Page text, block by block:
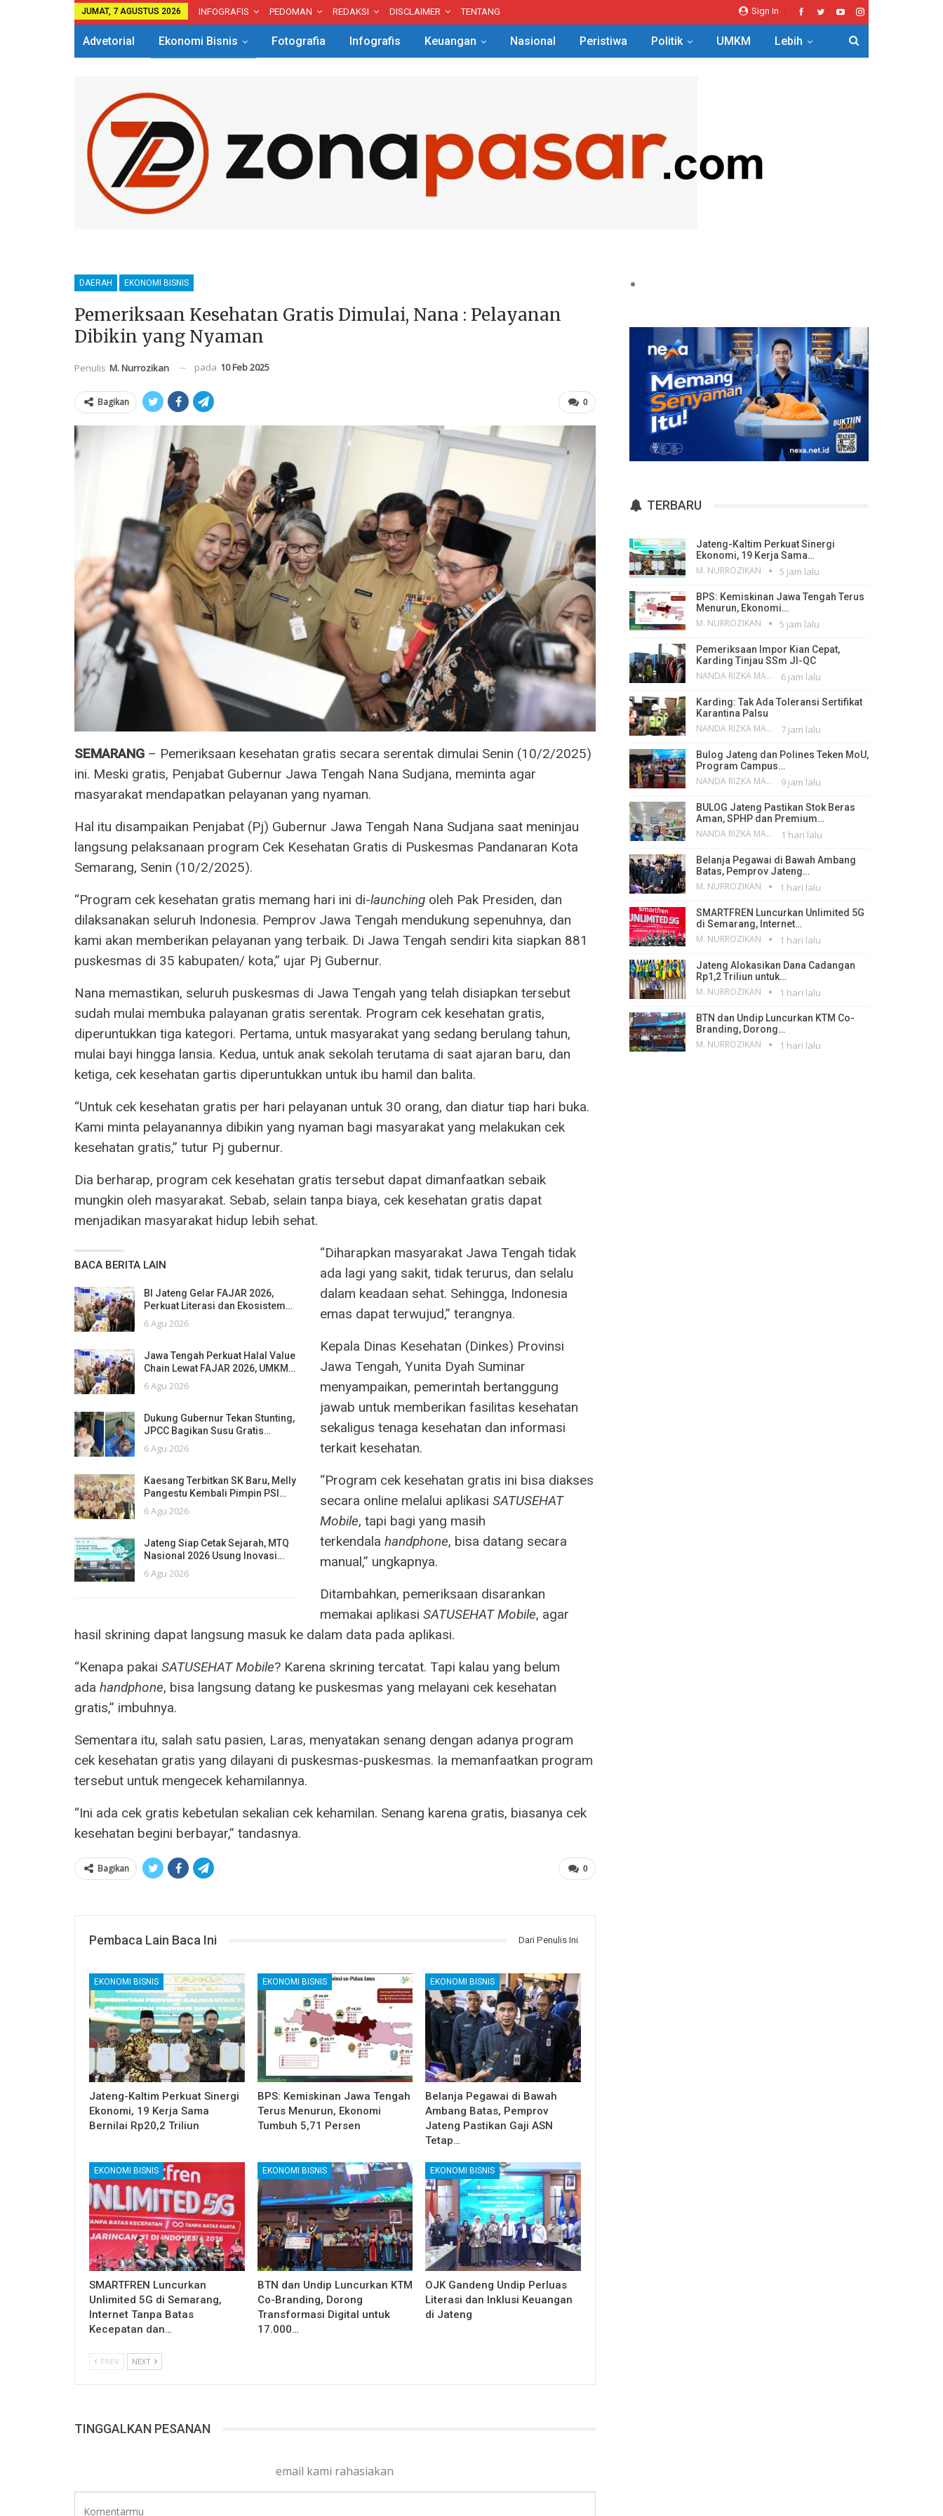
Sign In
JUMAT, 7 AGUSTUS 2026 INFOGRAFIS PEDOMAN REDAKSI DISCLAIMER TENTANG
Advetorial Ekonomi Bisnis Fotografia Infografis Keuangan Nasional Peristiwa Politik UMKM Lebih
DAERAH EKONOMI BISNIS
Pemeriksaan Kesehatan Gratis Dimulai, Nana : Pelayanan
Dibikin yang Nyaman
Penulis M. Nurrozikan pada 10 Feb 2025
0
Bagikan
SEMARANG – Pemeriksaan kesehatan gratis secara serentak dimulai Senin (10/2/2025)
ini. Meski gratis, Penjabat Gubernur Jawa Tengah Nana Sudjana, meminta agar
masyarakat mendapatkan pelayanan yang nyaman.
Hal itu disampaikan Penjabat (Pj) Gubernur Jawa Tengah Nana Sudjana saat meninjau
langsung pelaksanaan program Cek Kesehatan Gratis di Puskesmas Pandanaran Kota
Semarang, Senin (10/2/2025).
“Program cek kesehatan gratis memang hari ini di-launching oleh Pak Presiden, dan
dilaksanakan seluruh Indonesia. Pemprov Jawa Tengah mendukung sepenuhnya, dan
kami akan memberikan pelayanan yang terbaik. Di Jawa Tengah sendiri kita siapkan 881
puskesmas di 35 kabupaten/ kota,” ujar Pj Gubernur.
Nana memastikan, seluruh puskesmas di Jawa Tengah yang telah disiapkan tersebut
sudah mulai membuka palayanan gratis serentak. Program cek kesehatan gratis,
diperuntukkan tiga kategori. Pertama, untuk masyarakat yang sedang berulang tahun,
mulai bayi hingga lansia. Kedua, untuk anak sekolah terutama di saat ajaran baru, dan
ketiga, cek kesehatan gartis diperuntukkan untuk ibu hamil dan balita.
“Untuk cek kesehatan gratis per hari pelayanan untuk 30 orang, dan diatur tiap hari buka.
Kami minta pelayanannya dibikin yang nyaman bagi masyarakat yang melakukan cek
kesehatan gratis,” tutur Pj gubernur.
Dia berharap, program cek kesehatan gratis tersebut dapat dimanfaatkan sebaik
mungkin oleh masyarakat. Sebab, selain tanpa biaya, cek kesehatan gratis dapat
menjadikan masyarakat hidup lebih sehat.
BACA BERITA LAIN
BI Jateng Gelar FAJAR 2026,
Perkuat Literasi dan Ekosistem…
6 Agu 2026
Jawa Tengah Perkuat Halal Value
Chain Lewat FAJAR 2026, UMKM…
6 Agu 2026
Dukung Gubernur Tekan Stunting,
JPCC Bagikan Susu Gratis…
6 Agu 2026
Kaesang Terbitkan SK Baru, Melly
Pangestu Kembali Pimpin PSI…
6 Agu 2026
Jateng Siap Cetak Sejarah, MTQ
Nasional 2026 Usung Inovasi…
6 Agu 2026
“Diharapkan masyarakat Jawa Tengah tidak
ada lagi yang sakit, tidak terurus, dan selalu
dalam keadaan sehat. Sehingga, Indonesia
emas dapat terwujud,” terangnya.
Kepala Dinas Kesehatan (Dinkes) Provinsi
Jawa Tengah, Yunita Dyah Suminar
menyampaikan, pemerintah bertanggung
jawab untuk memberikan fasilitas kesehatan
sekaligus tenaga kesehatan dan informasi
terkait kesehatan.
“Program cek kesehatan gratis ini bisa diakses
secara online melalui aplikasi SATUSEHAT
Mobile, tapi bagi yang masih
terkendala handphone, bisa datang secara
manual,” ungkapnya.
Ditambahkan, pemeriksaan disarankan
memakai aplikasi SATUSEHAT Mobile, agar
hasil skrining dapat langsung masuk ke dalam data pada aplikasi.
“Kenapa pakai SATUSEHAT Mobile? Karena skrining tercatat. Tapi kalau yang belum
ada handphone, bisa langsung datang ke puskesmas yang melayani cek kesehatan
gratis,” imbuhnya.
Sementara itu, salah satu pasien, Laras, menyatakan senang dengan adanya program
cek kesehatan gratis yang dilayani di puskesmas-puskesmas. Ia memanfaatkan program
tersebut untuk mengecek kehamilannya.
“Ini ada cek gratis kebetulan sekalian cek kehamilan. Senang karena gratis, biasanya cek
kesehatan begini berbayar,” tandasnya.
0
Bagikan
Pembaca Lain Baca Ini Dari Penulis Ini
EKONOMI BISNIS
Jateng-Kaltim Perkuat Sinergi
Ekonomi, 19 Kerja Sama
Bernilai Rp20,2 Triliun
EKONOMI BISNIS
BPS: Kemiskinan Jawa Tengah
Terus Menurun, Ekonomi
Tumbuh 5,71 Persen
EKONOMI BISNIS
Belanja Pegawai di Bawah
Ambang Batas, Pemprov
Jateng Pastikan Gaji ASN
Tetap…
EKONOMI BISNIS
SMARTFREN Luncurkan
Unlimited 5G di Semarang,
Internet Tanpa Batas
Kecepatan dan…
EKONOMI BISNIS
BTN dan Undip Luncurkan KTM
Co-Branding, Dorong
Transformasi Digital untuk
17.000…
EKONOMI BISNIS
OJK Gandeng Undip Perluas
Literasi dan Inklusi Keuangan
di Jateng
PREV NEXT
TINGGALKAN PESANAN
email kami rahasiakan
TERBARU
Jateng-Kaltim Perkuat Sinergi
Ekonomi, 19 Kerja Sama…
M. NURROZIKAN 5 jam lalu
BPS: Kemiskinan Jawa Tengah Terus
Menurun, Ekonomi…
M. NURROZIKAN 5 jam lalu
Pemeriksaan Impor Kian Cepat,
Karding Tinjau SSm JI-QC
NANDA RIZKA MAHENDRA 6 jam lalu
Karding: Tak Ada Toleransi Sertifikat
Karantina Palsu
NANDA RIZKA MAHENDRA 7 jam lalu
Bulog Jateng dan Polines Teken MoU,
Program Campus…
NANDA RIZKA MAHENDRA 9 jam lalu
BULOG Jateng Pastikan Stok Beras
Aman, SPHP dan Premium…
NANDA RIZKA MAHENDRA 1 hari lalu
Belanja Pegawai di Bawah Ambang
Batas, Pemprov Jateng…
M. NURROZIKAN 1 hari lalu
SMARTFREN Luncurkan Unlimited 5G
di Semarang, Internet…
M. NURROZIKAN 1 hari lalu
Jateng Alokasikan Dana Cadangan
Rp1,2 Triliun untuk…
M. NURROZIKAN 1 hari lalu
BTN dan Undip Luncurkan KTM Co-
Branding, Dorong…
M. NURROZIKAN 1 hari lalu